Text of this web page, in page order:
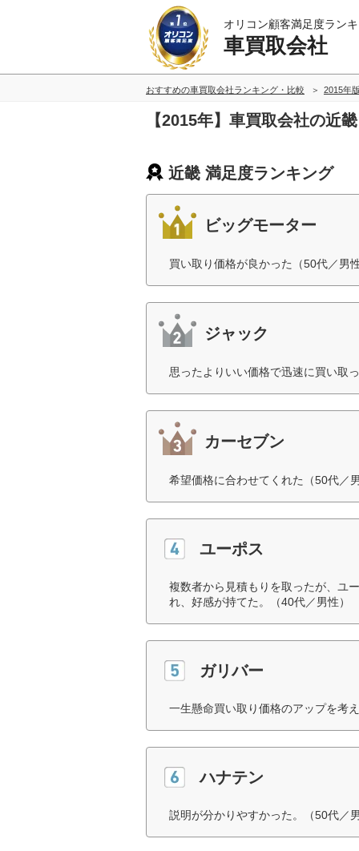
オリコン顧客満足度ラン
車買取会社
おすすめの車買取会社ランキング・比較 2015年
【2015年】車買取会社の近
近畿 満足度ランキング
ビッグモーター
買い取り価格が良かった（50代／男
ジャック
思ったよりいい価格で迅速に買い取
カーセブン
希望価格に合わせてくれた（50代／
ユーポス
複数者から見積もりを取ったが、ユ
れ、好感が持てた。（40代／男性）
ガリバー
一生懸命買い取り価格のアップを考
ハナテン
説明が分かりやすかった。（50代／